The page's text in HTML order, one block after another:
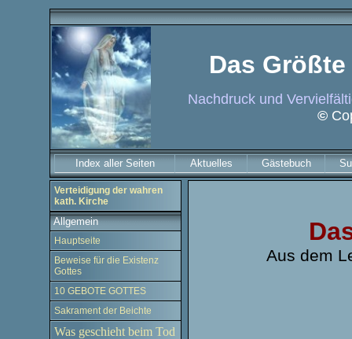
Das
Nachdruck und
©
Index aller Seiten Aktuelles Gästebuch
Verteidigung der wahren
kath. Kirche
Allgemein
Hauptseite
Beweise für die Existenz
Gottes
10 GEBOTE GOTTES
Sakrament der Beichte
Was geschieht beim Tod
Aus dem